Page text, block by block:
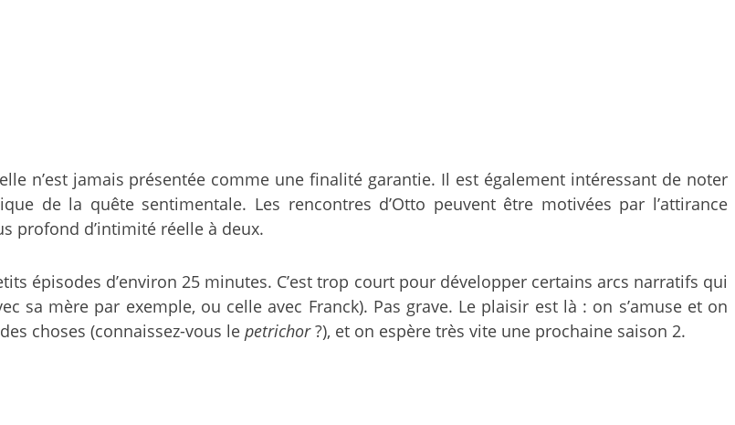
n’est jamais présentée comme une finalité garantie. Il est également intéressant de noter
de la quête sentimentale. Les rencontres d’Otto peuvent être motivées par l’attirance
profond d’intimité réelle à deux.
épisodes d’environ 25 minutes. C’est trop court pour développer certains arcs narratifs qui
sa mère par exemple, ou celle avec Franck). Pas grave. Le plaisir est là : on s’amuse et on
choses (connaissez-vous le petrichor?), et on espère très vite une prochaine saison 2.